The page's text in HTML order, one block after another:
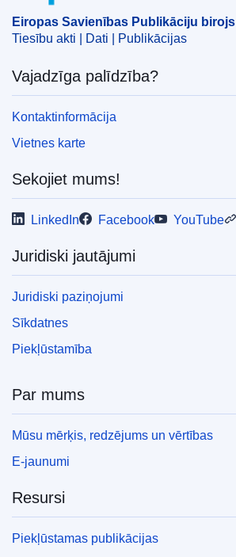
Eiropas Savienības Publikāciju birojs
Tiesību akti | Dati | Publikācijas
Vajadzīga palīdzība?
Kontaktinformācija
Vietnes karte
Sekojiet mums!
LinkedIn Facebook YouTube
Juridiski jautājumi
Juridiski paziņojumi
Sīkdatnes
Piekļūstamība
Par mums
Mūsu mērķis, redzējums un vērtības
E-jaunumi
Resursi
Piekļūstamas publikācijas